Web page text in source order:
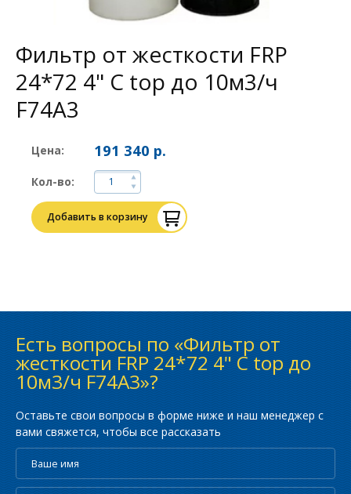
Фильтр от жесткости FRP
24*72 4" С top до 10м3/ч
F74A3
Цена: 191 340 р.
Кол-во:
Добавить в корзину
Есть вопросы по «Фильтр от
жесткости FRP 24*72 4" С top до
10м3/ч F74A3»?
Оставьте свои вопросы в форме ниже и наш менеджер с
вами свяжется, чтобы все рассказать